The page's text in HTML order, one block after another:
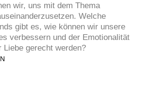
wir, uns mit dem Thema
Welche
gibt es, wie können wir unsere
verbessern und der Emotionalität
Liebe gerecht werden?